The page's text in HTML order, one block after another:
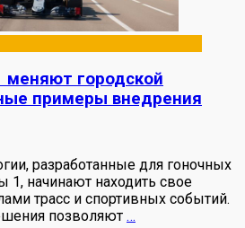
меняют городской
примеры внедрения
разработанные для гоночных
начинают находить свое
трасс и спортивных событий.
позволяют …